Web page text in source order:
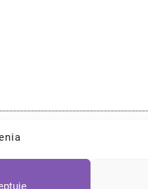
z Gwarancją Dożywotnią!*